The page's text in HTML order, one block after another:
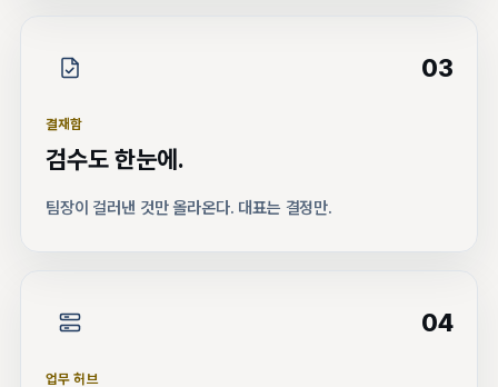
03
결재함
검수도 한눈에.
팀장이 걸러낸 것만 올라온다. 대표는 결정만.
04
업무 허브